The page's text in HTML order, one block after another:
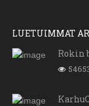
LUETUIMMAT
Rokin